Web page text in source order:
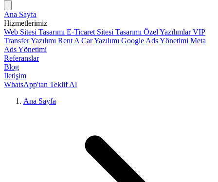
Ana Sayfa
Hizmetlerimiz
Web Sitesi Tasarımı E-Ticaret Sitesi Tasarımı Özel YazılımlarVIP
Transfer Yazılımı Rent A Car Yazılımı Google Ads Yönetimi Meta
Ads Yönetimi
Referanslar
Blog
İletişim
WhatsApp'tan Teklif Al
Ana Sayfa